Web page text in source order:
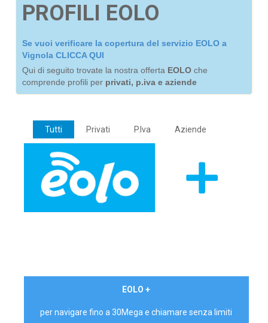
PROFILI EOLO
Se vuoi verificare la copertura del servizio EOLO a
Vignola CLICCA QUI
Qui di seguito trovate la nostra offerta EOLO che
comprende profili per privati, p.iva e aziende
Tutti Privati P.Iva Aziende
EOLO +
per navigare fino a 30Mega e chiamare senza limiti